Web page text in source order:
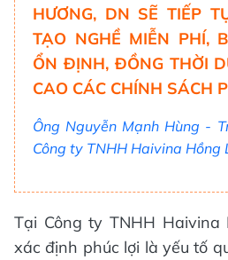
HƯƠNG, DN SẼ TIẾP
TẠO NGHỀ MIỄN PHÍ,
ỔN ĐỊNH, ĐỒNG THỜI
CAO CÁC CHÍNH SÁCH
Ông Nguyễn Mạnh Hùng -
Công ty TNHH Haivina Hồng
Tại Công ty TNHH Haivina
xác định phúc lợi là yếu tố